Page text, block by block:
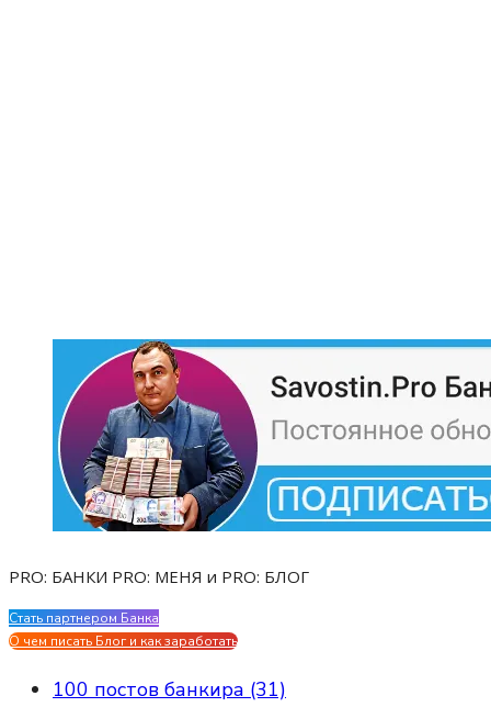
PRO: БАНКИ PRO: МЕНЯ и PRO: БЛОГ
Стать партнером Банка
О чем писать Блог и как заработать
100 постов банкира (31)